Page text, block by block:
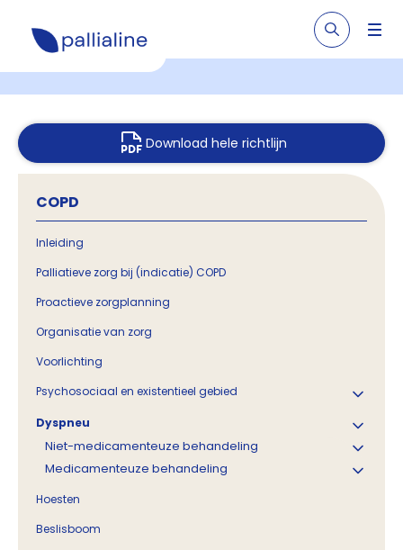
Download hele richtlijn
COPD
Inleiding
Palliatieve zorg bij (indicatie) COPD
Proactieve zorgplanning
Organisatie van zorg
Voorlichting
Psychosociaal en existentieel gebied
Dyspneu
Niet-medicamenteuze behandeling
Medicamenteuze behandeling
Hoesten
Beslisboom